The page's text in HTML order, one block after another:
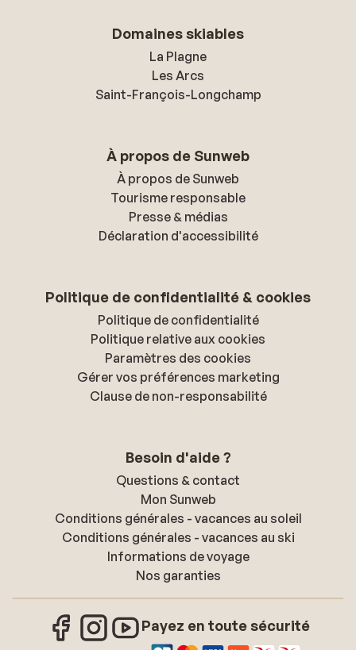
Domaines skiables
La Plagne
Les Arcs
Saint-François-Longchamp
À propos de Sunweb
À propos de Sunweb
Tourisme responsable
Presse & médias
Déclaration d'accessibilité
Politique de confidentialité & cookies
Politique de confidentialité
Politique relative aux cookies
Paramètres des cookies
Gérer vos préférences marketing
Clause de non-responsabilité
Besoin d'aide ?
Questions & contact
Mon Sunweb
Conditions générales - vacances au soleil
Conditions générales - vacances au ski
Informations de voyage
Nos garanties
Payez en toute sécurité